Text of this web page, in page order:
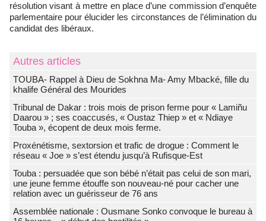
résolution visant à mettre en place d’une commission d’enquête
parlementaire pour élucider les circonstances de l’élimination du
candidat des libéraux.
Autres articles
TOUBA- Rappel à Dieu de Sokhna Ma- Amy Mbacké, fille du
khalife Général des Mourides
Tribunal de Dakar : trois mois de prison ferme pour « Lamiñu
Daarou » ; ses coaccusés, « Oustaz Thiep » et « Ndiaye
Touba », écopent de deux mois ferme.
Proxénétisme, sextorsion et trafic de drogue : Comment le
réseau « Joe » s’est étendu jusqu’à Rufisque-Est
Touba : persuadée que son bébé n’était pas celui de son mari,
une jeune femme étouffe son nouveau-né pour cacher une
relation avec un guérisseur de 76 ans
Assemblée nationale : Ousmane Sonko convoque le bureau à